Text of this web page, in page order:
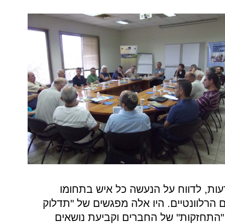
לדווח על הנעשה כל איש בתחומו
הרלוונטיים. היו אלה מפגשים של "תדלוק
"התחזקות" של החברים וקביעת נושאים